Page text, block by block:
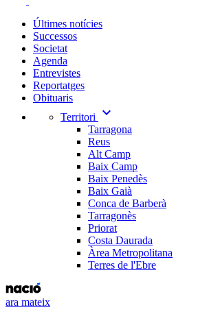
Últimes notícies
Successos
Societat
Agenda
Entrevistes
Reportatges
Obituaris
Territori
expand_more
Tarragona
Reus
Alt Camp
Baix Camp
Baix Penedès
Baix Gaià
Conca de Barberà
Tarragonès
Priorat
Costa Daurada
Àrea Metropolitana
Terres de l'Ebre
ara mateix